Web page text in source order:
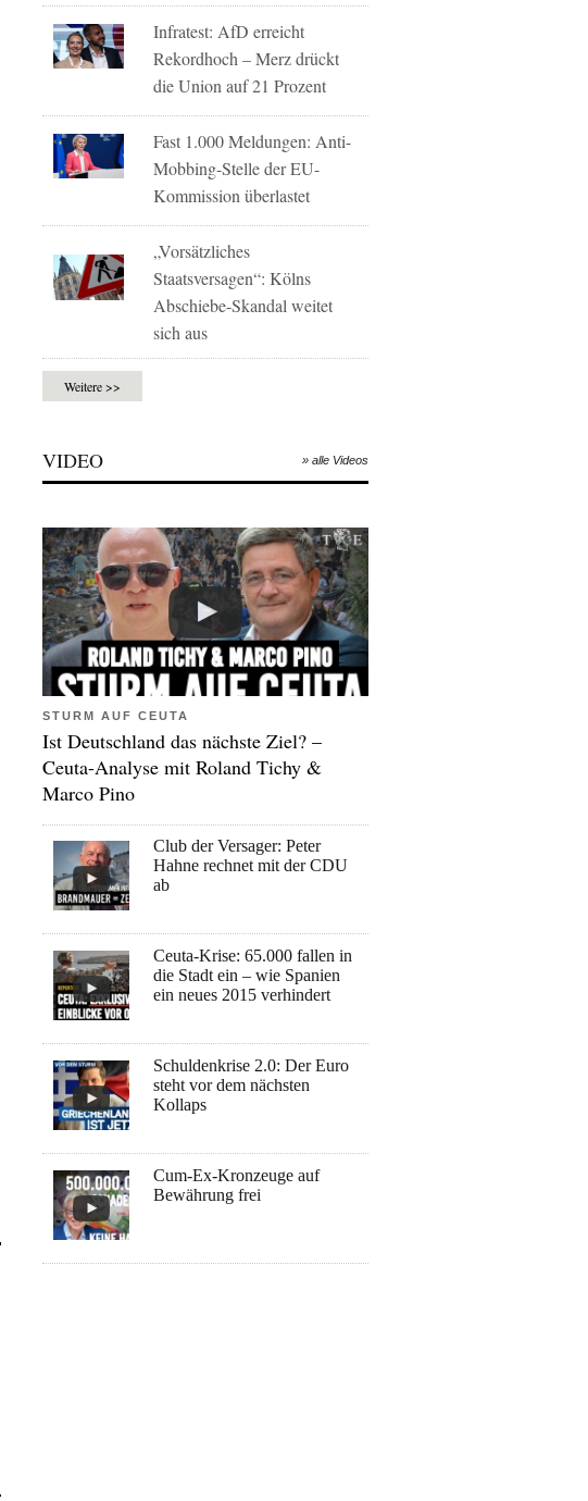
Infratest: AfD erreicht
Rekordhoch – Merz drückt
die Union auf 21 Prozent
Fast 1.000 Meldungen: Anti-
Mobbing-Stelle der EU-
Kommission überlastet
„Vorsätzliches
Staatsversagen“: Kölns
Abschiebe-Skandal weitet
sich aus
Weitere >>
VIDEO » alle Videos
STURM AUF CEUTA
Ist Deutschland das nächste Ziel? –
Ceuta-Analyse mit Roland Tichy &
Marco Pino
Club der Versager: Peter
Hahne rechnet mit der CDU
ab
Ceuta-Krise: 65.000 fallen in
die Stadt ein – wie Spanien
ein neues 2015 verhindert
Schuldenkrise 2.0: Der Euro
steht vor dem nächsten
Kollaps
Cum-Ex-Kronzeuge auf
Bewährung frei